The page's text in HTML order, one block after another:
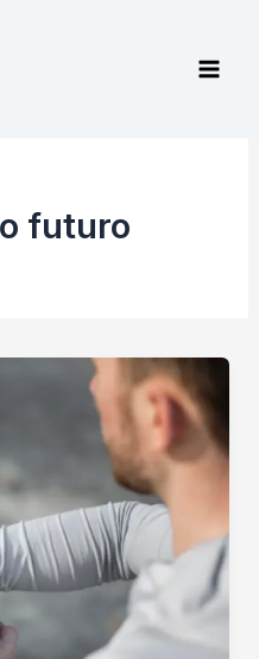
futuro